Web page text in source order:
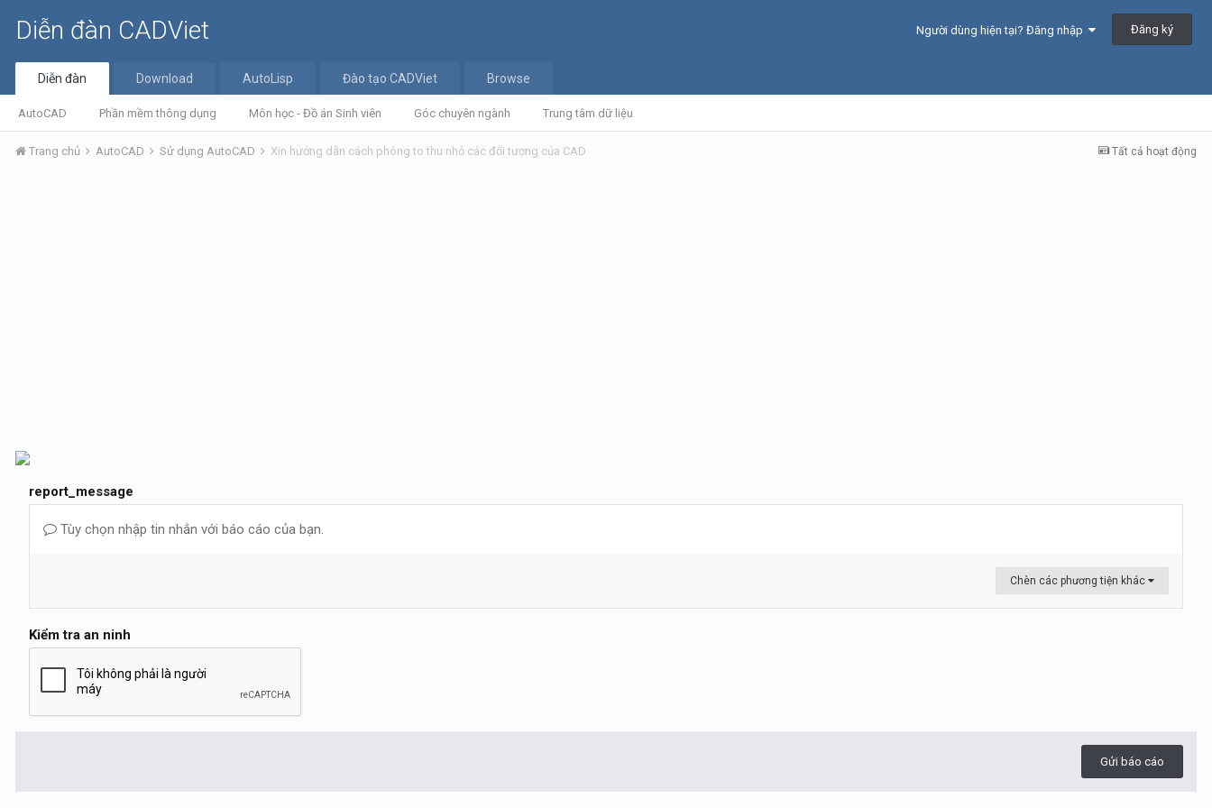
Diễn đàn CADViet Người dùng hiện tại? Đăng nhập Đăng ký
Diễn đàn
AutoCAD Phần mềm thông dụng Môn học - Đồ án Sinh viên Góc chuyên ngành Trung tâm dữ liệu
Download AutoLisp Đào tạo CADViet Browse
Tất cả hoạt động
Trang chủ AutoCAD Sử dụng AutoCAD Xin hướng dẫn cách phóng to thu nhỏ các đối tượng của CAD
report_message
Tùy chọn nhập tin nhắn với báo cáo của bạn.
Chèn các phương tiện khác
Kiểm tra an ninh
Gửi báo cáo